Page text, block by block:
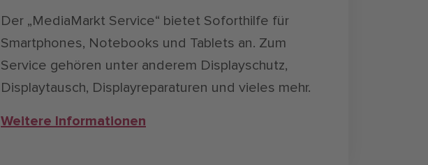
Der „MediaMarkt Service“ bietet Soforthilfe für
Smartphones, Notebooks und Tablets an. Zum
Service gehören unter anderem Displayschutz,
Displaytausch, Displayreparaturen und vieles mehr.
Weitere Informationen